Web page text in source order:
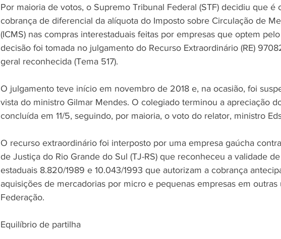
Por maioria de votos, o Supremo Tribunal Federal (STF) decidiu que é
cobrança de diferencial da alíquota do Imposto sobre Circulação de
(ICMS) nas compras interestaduais feitas por empresas que optem
decisão foi tomada no julgamento do Recurso Extraordinário (RE)
geral reconhecida (Tema 517).
O julgamento teve início em novembro de 2018 e, na ocasião, foi
vista do ministro Gilmar Mendes. O colegiado terminou a apreciação
concluída em 11/5, seguindo, por maioria, o voto do relator, ministro
O recurso extraordinário foi interposto por uma empresa gaúcha
de Justiça do Rio Grande do Sul (TJ-RS) que reconheceu a validade
estaduais 8.820/1989 e 10.043/1993 que autorizam a cobrança
aquisições de mercadorias por micro e pequenas empresas em outras
Federação.
Equilíbrio de partilha